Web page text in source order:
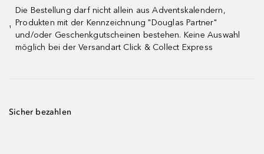
¹
Die Bestellung darf nicht allein aus Adventskalendern,
Produkten mit der Kennzeichnung "Douglas Partner"
und/oder Geschenkgutscheinen bestehen. Keine Auswahl
möglich bei der Versandart Click & Collect Express
Sicher bezahlen